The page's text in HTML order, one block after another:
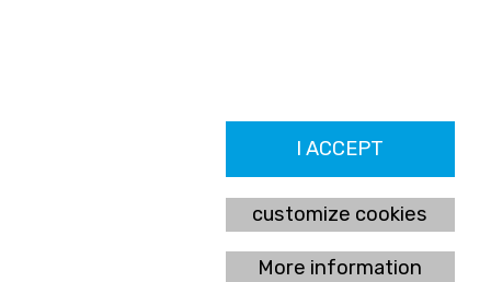
I ACCEPT
customize cookies
More information
Farmacia Los Altos nº756
Ldo. Alfredo Aparicio Grau 22555408K
N. Col. Colegio Oficial de Farmacéuticos de Alicante 4327
Nº de autorización A-790-F
C/ Moncayo, 97 (Vistalmar) Urb. Los Altos
03185 Torrevieja, Alicante (España)